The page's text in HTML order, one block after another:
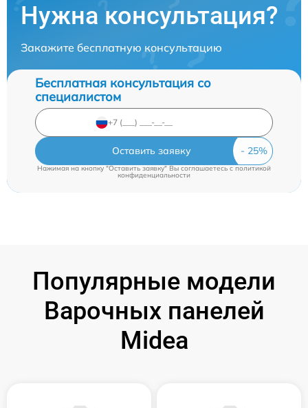
Нужна консультация?
Закажите бесплатную консультацию
Бесплатная консультация со
специалистом
Оставить заявку
Нажимая на кнопку "Оставить заявку" Вы соглашаетесь cполитикой
конфиденциальности
Популярные модели
Варочных панелей
Midea